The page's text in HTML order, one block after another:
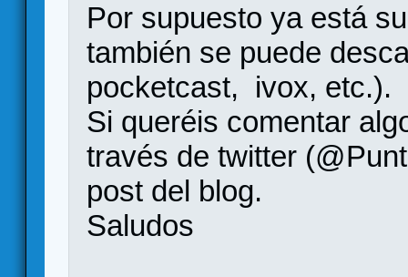
Por supuesto ya está
también se puede
pocketcast, ivox, etc.).
Si queréis comentar
través de twitter
post del blog.
Saludos